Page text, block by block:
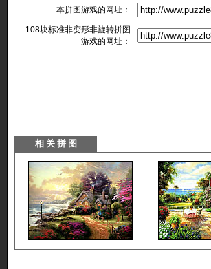
本拼图游戏的网址：
108块标准非变形非旋转拼图
游戏的网址：